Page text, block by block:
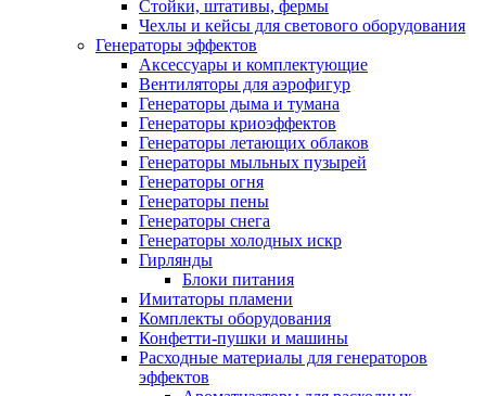
Стойки, штативы, фермы
Чехлы и кейсы для светового оборудования
Генераторы эффектов
Аксессуары и комплектующие
Вентиляторы для аэрофигур
Генераторы дыма и тумана
Генераторы криоэффектов
Генераторы летающих облаков
Генераторы мыльных пузырей
Генераторы огня
Генераторы пены
Генераторы снега
Генераторы холодных искр
Гирлянды
Блоки питания
Имитаторы пламени
Комплекты оборудования
Конфетти-пушки и машины
Расходные материалы для генераторов
эффектов